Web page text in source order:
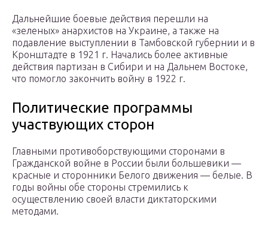
Дальнейшие боевые действия перешли на
«зеленых» анархистов на Украине, а также на
подавление выступлении в Тамбовской губернии и в
Кронштадте в 1921 г. Начались более активные
действия партизан в Сибири и на Дальнем Востоке,
что помогло закончить войну в 1922 г.
Политические программы
участвующих сторон
Главными противоборствующими сторонами в
Гражданской войне в России были большевики —
красные и сторонники Белого движения — белые. В
годы войны обе стороны стремились к
осуществлению своей власти диктаторскими
методами.